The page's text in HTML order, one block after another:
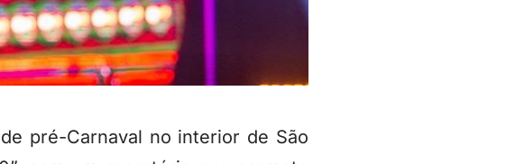
pré-Carnaval no interior de São